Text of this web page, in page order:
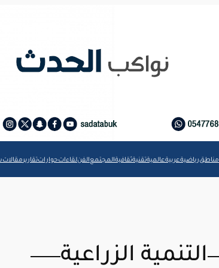
مناطقرياضيةعربيةعالميةتقنيةثقافيةالمجتمعالفنلقاءاتحواراتتقاريرمقالات
التنمية الزراعية